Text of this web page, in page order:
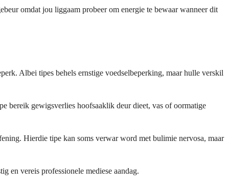
omdat jou liggaam probeer om energie te bewaar wanneer dit
Albei tipes behels ernstige voedselbeperking, maar hulle verskil
bereik gewigsverlies hoofsaaklik deur dieet, vas of oormatige
Hierdie tipe kan soms verwar word met bulimie nervosa, maar
en vereis professionele mediese aandag.